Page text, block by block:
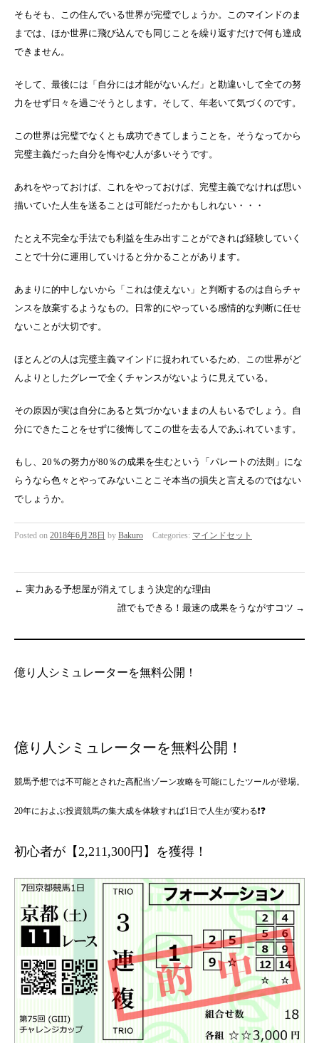
そもそも、この住んでいる世界が完璧でしょうか。このマインドのま
までは、ほか世界に飛び込んでも同じことを繰り返すだけで何も達成
できません。
そして、最後には「自分には才能がないんだ」と勘違いして全ての努
力をせず日々を過ごそうとします。そして、年老いて気づくのです。
この世界は完璧でなくとも成功できてしまうことを。そうなってから
完璧主義だった自分を悔やむ人が多いそうです。
あれをやっておけば、これをやっておけば、完璧主義でなければ思い
描いていた人生を送ることは可能だったかもしれない・・・
たとえ不完全な手法でも利益を生み出すことができれば経験していく
ことで十分に運用していけると分かることがあります。
あまりに的中しないから「これは使えない」と判断するのは自らチャ
ンスを放棄するようなもの。日常的にやっている感情的な判断に任せ
ないことが大切です。
ほとんどの人は完璧主義マインドに捉われているため、この世界がど
んよりとしたグレーで全くチャンスがないように見えている。
その原因が実は自分にあると気づかないままの人もいるでしょう。自
分にできたことをせずに後悔してこの世を去る人であふれています。
もし、20％の努力が80％の成果を生むという「パレートの法則」にな
らうなら色々とやってみないことこそ本当の損失と言えるのではない
でしょうか。
Posted on 2018年6月28日 by Bakuro Categories: マインドセット
← 実力ある予想屋が消えてしまう決定的な理由
誰でもできる！最速の成果をうながすコツ →
億り人シミュレーターを無料公開！
億り人シミュレーターを無料公開！
競馬予想では不可能とされた高配当ゾーン攻略を可能にしたツールが登場。
20年におよぶ投資競馬の集大成を体験すれば1日で人生が変わる❗❓
初心者が【2,211,300円】を獲得！